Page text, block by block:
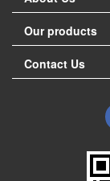
Our products
Contact Us